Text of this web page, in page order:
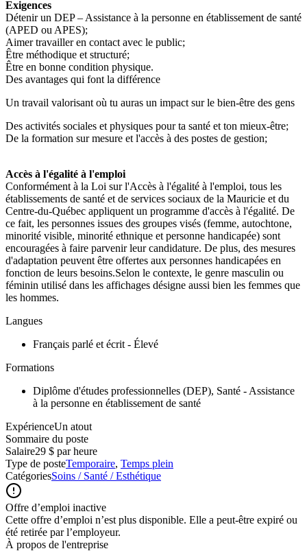
Exigences
Détenir un DEP – Assistance à la personne en établissement de santé
(APED ou APES);
Aimer travailler en contact avec le public;
Être méthodique et structuré;
Être en bonne condition physique.
Des avantages qui font la différence
Un travail valorisant où tu auras un impact sur le bien-être des gens
Des activités sociales et physiques pour ta santé et ton mieux-être;
De la formation sur mesure et l'accès à des postes de gestion;
Accès à l'égalité à l'emploi
Conformément à la Loi sur l'Accès à l'égalité à l'emploi, tous les
établissements de santé et de services sociaux de la Mauricie et du
Centre-du-Québec appliquent un programme d'accès à l'égalité. De
ce fait, les personnes issues des groupes visés (femme, autochtone,
minorité visible, minorité ethnique et personne handicapée) sont
encouragées à faire parvenir leur candidature. De plus, des mesures
d'adaptation peuvent être offertes aux personnes handicapées en
fonction de leurs besoins.Selon le contexte, le genre masculin ou
féminin utilisé dans les affichages désigne aussi bien les femmes que
les hommes.
Langues
Français parlé et écrit - Élevé
Formations
Diplôme d'études professionnelles (DEP), Santé - Assistance
à la personne en établissement de santé
ExpérienceUn atout
Sommaire du poste
Salaire29 $ par heure
Type de posteTemporaire, Temps plein
CatégoriesSoins / Santé / Esthétique
Offre d’emploi inactive
Cette offre d’emploi n’est plus disponible. Elle a peut-être expiré ou
été retirée par l’employeur.
À propos de l'entreprise